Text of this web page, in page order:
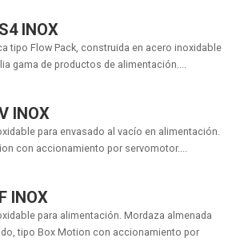
INOX
tipo Flow Pack, construida en acero inoxidable
gama de productos de alimentación....
INOX
para envasado al vacío en alimentación.
con accionamiento por servomotor....
INOX
para alimentación. Mordaza almenada
tipo Box Motion con accionamiento por